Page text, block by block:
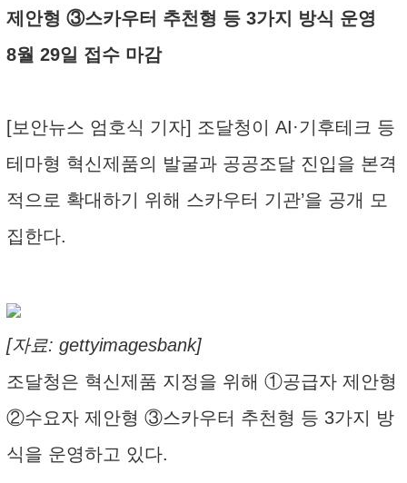
제안형 ③스카우터 추천형 등 3가지 방식 운영
8월 29일 접수 마감
[보안뉴스 엄호식 기자] 조달청이 AI·기후테크 등
테마형 혁신제품의 발굴과 공공조달 진입을 본격
적으로 확대하기 위해 스카우터 기관’을 공개 모
집한다.
[자료: gettyimagesbank]
조달청은 혁신제품 지정을 위해 ①공급자 제안형
②수요자 제안형 ③스카우터 추천형 등 3가지 방
식을 운영하고 있다.